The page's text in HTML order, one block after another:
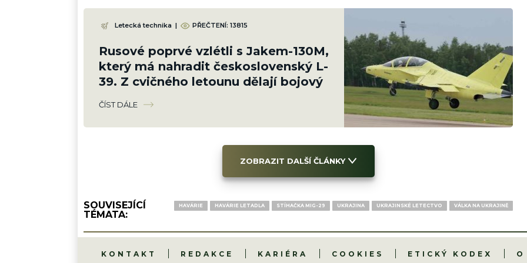
Letecká technika | PŘEČTENÍ: 13815
Rusové poprvé vzlétli s Jakem-130M,
který má nahradit československý L-
39. Z cvičného letounu dělají bojový
ČÍST DÁLE
ZOBRAZIT DALŠÍ ČLÁNKY
SOUVISEJÍCÍ
TÉMATA:
HAVÁRIE HAVÁRIE LETADLA STÍHAČKA MIG-29 UKRAJINA UKRAJINSKÉ LETECTVO VÁLKA NA UKRAJINĚ
KONTAKT REDAKCE KARIÉRA COOKIES ETICKÝ KODEX